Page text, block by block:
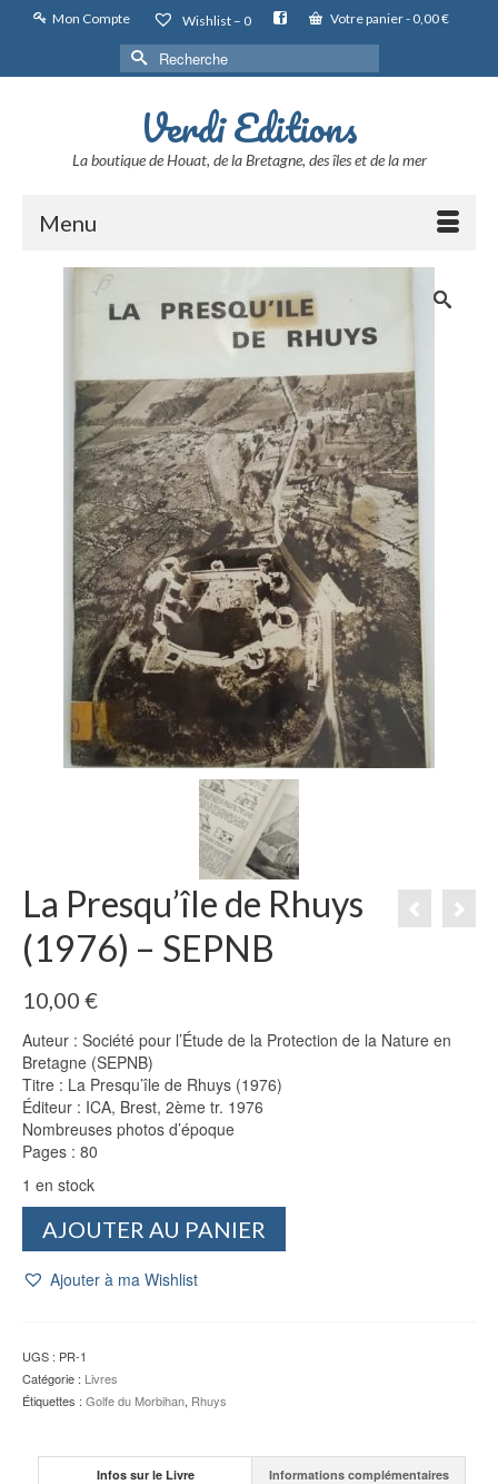
Mon Compte Wishlist – 0 Votre panier- 0,00€
Rechercher :
Verdi Editions
La boutique de Houat, de la Bretagne, des îles et de la mer
Menu
La Presqu’île de Rhuys
(1976) – SEPNB
10,00 €
Auteur : Société pour l’Étude de la Protection de la Nature en
Bretagne (SEPNB)
Titre : La Presqu’île de Rhuys (1976)
Éditeur : ICA, Brest, 2ème tr. 1976
Nombreuses photos d’époque
Pages : 80
1 en stock
Presqu'île
(1976)
-
SEPNB
AJOUTER AU PANIER
Ajouter à ma Wishlist
UGS : PR-1
Catégorie : Livres
Étiquettes : Golfe du Morbihan, Rhuys
Infos sur le Livre Informations complémentaires